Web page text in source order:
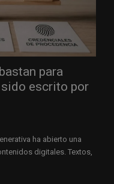
para
escrito por
ha abierto una
digitales. Textos,